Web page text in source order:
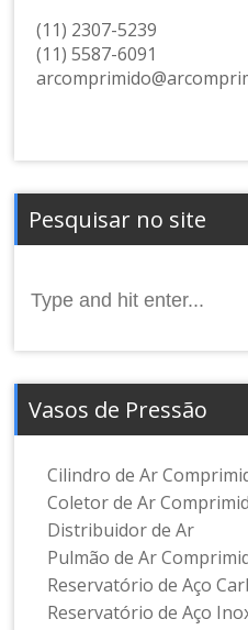
(11) 2307-5239
(11) 5587-6091
Pesquisar no site
for:
Vasos de Pressão
Cilindro de Ar
Coletor de Ar
Distribuidor de Ar
Pulmão de Ar
Reservatório de Aço
Reservatório de Aço